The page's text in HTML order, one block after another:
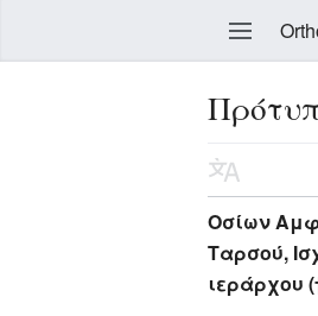
Επεξεργασία
Οσίων
Ταρσού,
ιεράρχου